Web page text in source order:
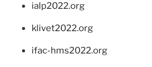
ialp2022.org
klivet2022.org
ifac-hms2022.org